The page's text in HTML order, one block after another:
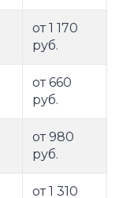
от 1 170
руб.
от 660
руб.
от 980
руб.
от 1 310